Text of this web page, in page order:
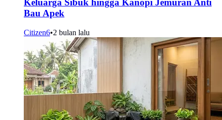
Keluarga Sibuk hingga Kanopi Jemuran Anti
Bau Apek
Citizen6•2 bulan lalu